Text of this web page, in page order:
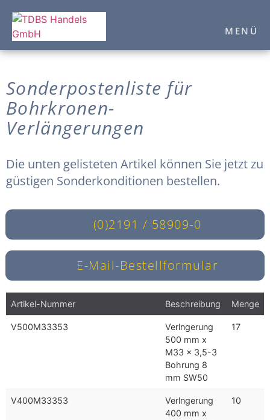
MENÜ
Sonderpostenliste für
Bohrkronen-
Verlängerungen
Die unten gelisteten Artikel können Sie jetzt zu
güstigen Sonderkonditionen bestellen.
(0)2191 / 58909-0
E-Mail-Bestellformular
Artikel-Nummer Beschreibung Menge
V500M33353
Verlngerung
500 mm x
M33 x 3,5-3
Bohrung 8
mm SW50
17
V400M33353
Verlngerung
400 mm x
10